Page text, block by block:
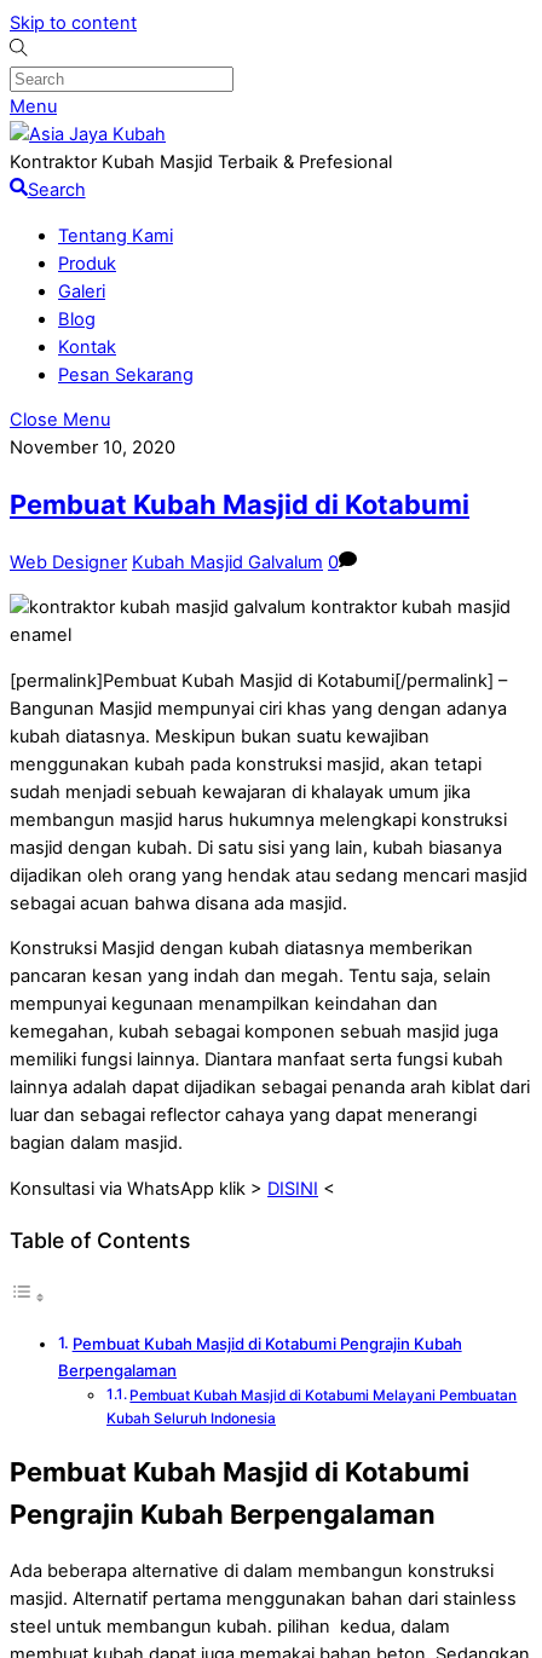
Skip to content
Menu
Kontraktor Kubah Masjid Terbaik & Prefesional
Search
Tentang Kami
Produk
Galeri
Blog
Kontak
Pesan Sekarang
Close Menu
November 10, 2020
Pembuat Kubah Masjid di Kotabumi
Web Designer Kubah Masjid Galvalum 0
[permalink]Pembuat Kubah Masjid di Kotabumi[/permalink] –
Bangunan Masjid mempunyai ciri khas yang dengan adanya
kubah diatasnya. Meskipun bukan suatu kewajiban
menggunakan kubah pada konstruksi masjid, akan tetapi
sudah menjadi sebuah kewajaran di khalayak umum jika
membangun masjid harus hukumnya melengkapi konstruksi
masjid dengan kubah. Di satu sisi yang lain, kubah biasanya
dijadikan oleh orang yang hendak atau sedang mencari masjid
sebagai acuan bahwa disana ada masjid.
Konstruksi Masjid dengan kubah diatasnya memberikan
pancaran kesan yang indah dan megah. Tentu saja, selain
mempunyai kegunaan menampilkan keindahan dan
kemegahan, kubah sebagai komponen sebuah masjid juga
memiliki fungsi lainnya. Diantara manfaat serta fungsi kubah
lainnya adalah dapat dijadikan sebagai penanda arah kiblat dari
luar dan sebagai reflector cahaya yang dapat menerangi
bagian dalam masjid.
Konsultasi via WhatsApp klik > DISINI <
Table of Contents
Pembuat Kubah Masjid di Kotabumi Pengrajin Kubah
Berpengalaman
Pembuat Kubah Masjid di Kotabumi Melayani Pembuatan
Kubah Seluruh Indonesia
Pembuat Kubah Masjid di Kotabumi
Pengrajin Kubah Berpengalaman
Ada beberapa alternative di dalam membangun konstruksi
masjid. Alternatif pertama menggunakan bahan dari stainless
steel untuk membangun kubah. pilihan kedua, dalam